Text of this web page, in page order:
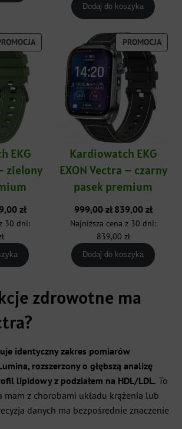
Dodaj do koszyka
PRODUKT
W
PROMOCJI
EKG
zielony
zł.
złAktualna
cena
30 dni:
PROMOCJA
W
Kardiowatch EKG
EXON Vectra – czarny
pasek premium
999,00zł Pierwotna
999,00 zł.
839,00 złAktualna
cena
Najniższa cena z 30 dni:
839,00 zł
Dodaj do koszyka
zdrowotne ma
identyczny zakres pomiarów
rozszerzony o głębszą analizę
lipidowy z podziałem na HDL/LDL. To
mam z chorobami układu krążenia lub
danych ma bezpośrednie znaczenie